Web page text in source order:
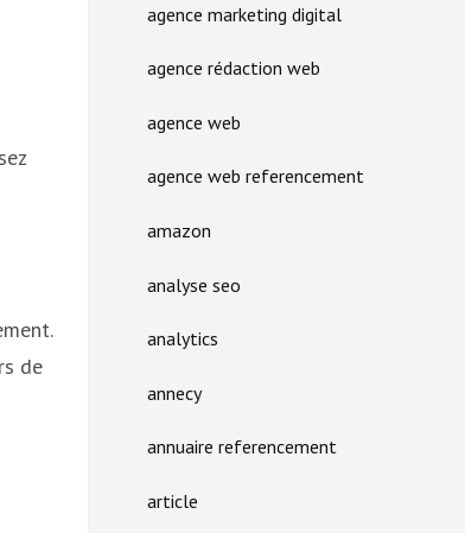
de
agence marketing digital
agence rédaction web
agence web
agence web referencement
amazon
analyse seo
analytics
annecy
annuaire referencement
article